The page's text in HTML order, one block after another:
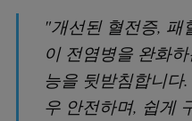
"개선된 혈전증, 패
이 전염병을 완화
능을 뒷받침합니다
우 안전하며, 쉽게